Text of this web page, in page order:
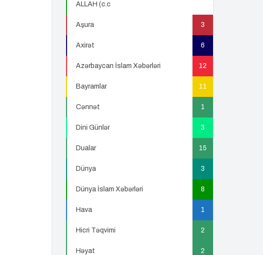
ALLAH (c.c
Aşura 3
Axirət 6
Azərbaycan İslam Xəbərləri 12
Bayramlar 11
Cənnət 1
Dini Günlər 3
Dualar 15
Dünya 3
Dünya İslam Xəbərləri 8
Hava 1
Hicri Təqvimi 2
Həyat 2